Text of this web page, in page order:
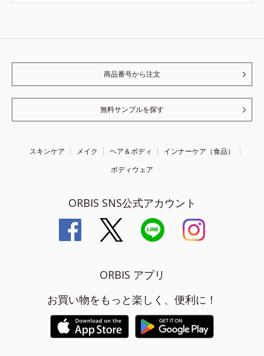
商品番号から注文
無料サンプルを探す
スキンケア メイク ヘア＆ボディ
インナーケア（食品）
ボディウェア
ORBIS SNS公式アカウント
ORBIS アプリ
お買い物をもっと楽しく、便利に！